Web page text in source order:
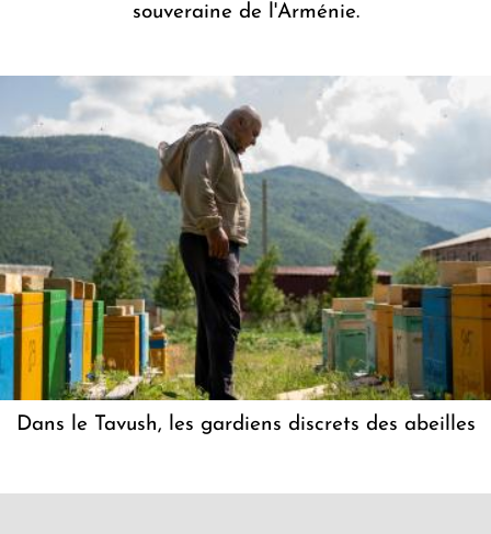
souveraine de l'Arménie.
Dans le Tavush, les gardiens discrets des abeilles